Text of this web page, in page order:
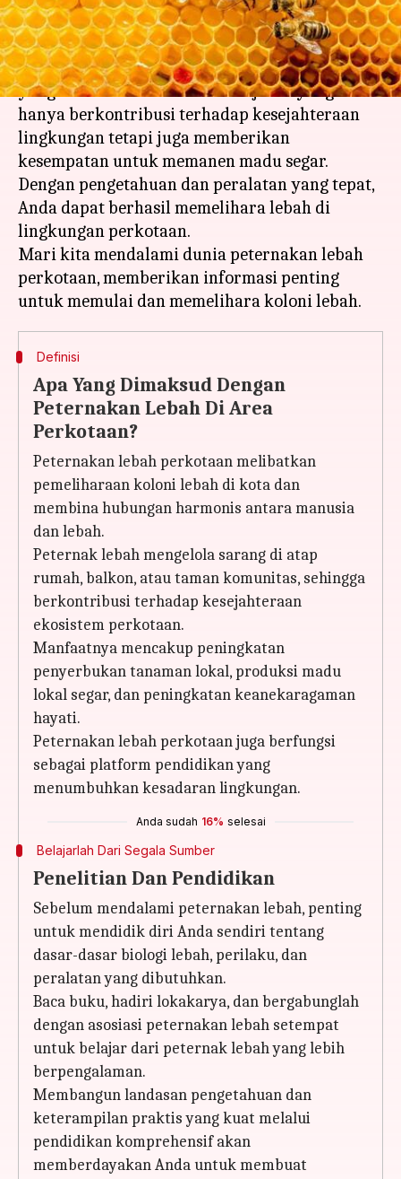
Apa ceritanya
Peternakan lebah di perkotaan adalah hobi
yang bermanfaat dan berkelanjutan yang tidak
hanya berkontribusi terhadap kesejahteraan
lingkungan tetapi juga memberikan
kesempatan untuk memanen madu segar.
Dengan pengetahuan dan peralatan yang tepat,
Anda dapat berhasil memelihara lebah di
lingkungan perkotaan.
Mari kita mendalami dunia peternakan lebah
perkotaan, memberikan informasi penting
Definisi
Apa Yang Dimaksud Dengan
Peternakan Lebah Di Area
Perkotaan?
Peternakan lebah perkotaan melibatkan
pemeliharaan koloni lebah di kota dan
membina hubungan harmonis antara manusia
dan lebah.
Peternak lebah mengelola sarang di atap
rumah, balkon, atau taman komunitas, sehingga
berkontribusi terhadap kesejahteraan
ekosistem perkotaan.
Manfaatnya mencakup peningkatan
penyerbukan tanaman lokal, produksi madu
lokal segar, dan peningkatan keanekaragaman
hayati.
Peternakan lebah perkotaan juga berfungsi
sebagai platform pendidikan yang
menumbuhkan kesadaran lingkungan.
Anda sudah 16% selesai
Belajarlah Dari Segala Sumber
Penelitian Dan Pendidikan
Sebelum mendalami peternakan lebah, penting
untuk mendidik diri Anda sendiri tentang
dasar-dasar biologi lebah, perilaku, dan
peralatan yang dibutuhkan.
Baca buku, hadiri lokakarya, dan bergabunglah
dengan asosiasi peternakan lebah setempat
untuk belajar dari peternak lebah yang lebih
berpengalaman.
Membangun landasan pengetahuan dan
keterampilan praktis yang kuat melalui
pendidikan komprehensif akan
memberdayakan Anda untuk membuat